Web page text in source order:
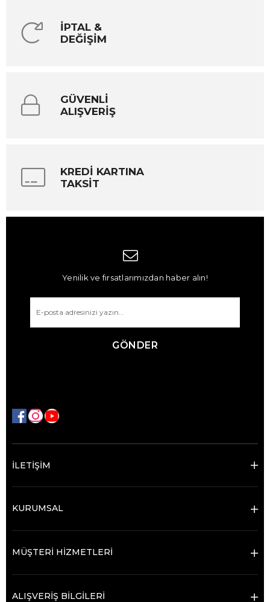
İPTAL &
DEĞİŞİM
GÜVENLİ
ALIŞVERİŞ
KREDİ KARTINA
TAKSİT
Yenilik ve fırsatlarımızdan haber alın!
GÖNDER
İLETİŞİM
KURUMSAL
MÜŞTERİ HİZMETLERİ
ALIŞVERİŞ BİLGİLERİ